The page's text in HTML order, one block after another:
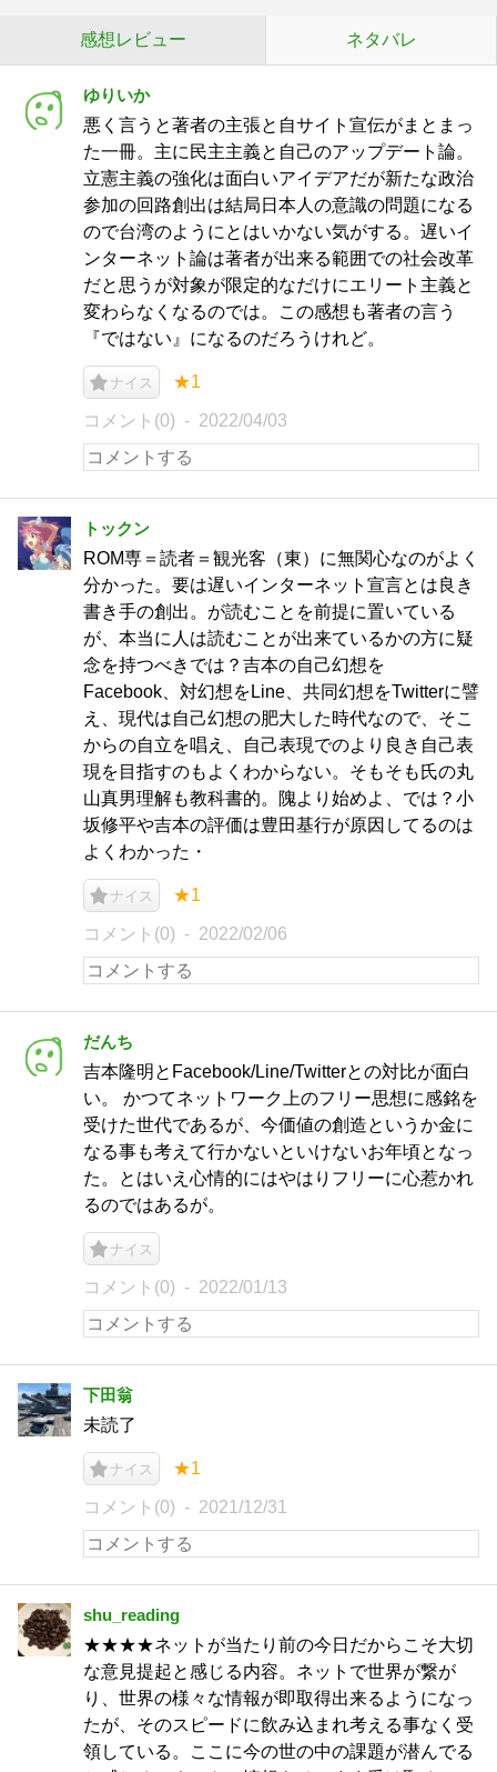
感想レビュー ネタバレ
ゆりいか
悪く言うと著者の主張と自サイト宣伝がまとまっ
た一冊。主に民主主義と自己のアップデート論。
立憲主義の強化は面白いアイデアだが新たな政治
参加の回路創出は結局日本人の意識の問題になる
ので台湾のようにとはいかない気がする。遅いイ
ンターネット論は著者が出来る範囲での社会改革
だと思うが対象が限定的なだけにエリート主義と
変わらなくなるのでは。この感想も著者の言う
『ではない』になるのだろうけれど。
ナイス ★1
コメント(0) 2022/04/03
トックン
ROM専＝読者＝観光客（東）に無関心なのがよく
分かった。要は遅いインターネット宣言とは良き
書き手の創出。が読むことを前提に置いている
が、本当に人は読むことが出来ているかの方に疑
念を持つべきでは？吉本の自己幻想を
Facebook、対幻想をLine、共同幻想をTwitterに譬
え、現代は自己幻想の肥大した時代なので、そこ
からの自立を唱え、自己表現でのより良き自己表
現を目指すのもよくわからない。そもそも氏の丸
山真男理解も教科書的。隗より始めよ、では？小
坂修平や吉本の評価は豊田基行が原因してるのは
よくわかった・
ナイス ★1
コメント(0) 2022/02/06
だんち
吉本隆明とFacebook/Line/Twitterとの対比が面白
い。 かつてネットワーク上のフリー思想に感銘を
受けた世代であるが、今価値の創造というか金に
なる事も考えて行かないといけないお年頃となっ
た。とはいえ心情的にはやはりフリーに心惹かれ
るのではあるが。
ナイス
コメント(0) 2022/01/13
下田翁
未読了
ナイス ★1
コメント(0) 2021/12/31
shu_reading
★★★★ネットが当たり前の今日だからこそ大切
な意見提起と感じる内容。ネットで世界が繋が
り、世界の様々な情報が即取得出来るようになっ
たが、そのスピードに飲み込まれ考える事なく受
領している。ここに今の世の中の課題が潜んでる